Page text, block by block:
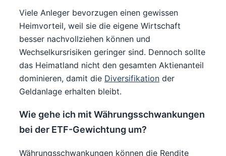
Viele Anleger bevorzugen einen gewissen
Heimvorteil, weil sie die eigene Wirtschaft
besser nachvollziehen können und
Wechselkursrisiken geringer sind. Dennoch sollte
das Heimatland nicht den gesamten Aktienanteil
dominieren, damit die Diversifikation der
Geldanlage erhalten bleibt.
Wie gehe ich mit Währungsschwankungen
bei der ETF-Gewichtung um?
Währungsschwankungen können die Rendite